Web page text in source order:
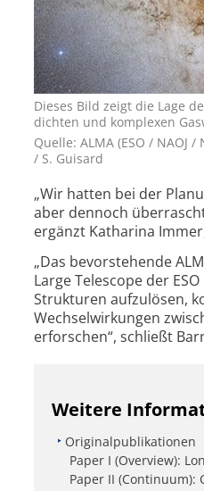
Dieses Bild zeigt die Lage
dichten und komplexen
Quelle: ALMA (ESO / NAOJ
/ S. Guisard
„Wir hatten bei der
aber dennoch
ergänzt Katharina
„Das bevorstehende
Large Telescope der
Strukturen aufzulösen,
Wechselwirkungen
erforschen“, schließt
Weitere
Originalpublikationen
Paper I (Overview):
Paper II (Continuum):